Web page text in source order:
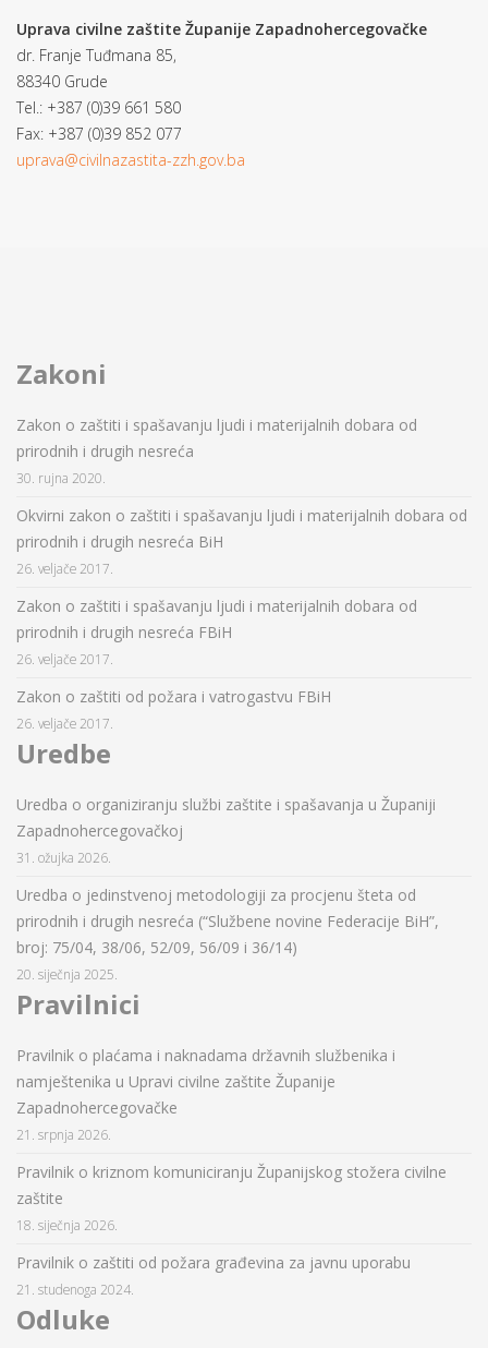
Uprava civilne zaštite Županije Zapadnohercegovačke
dr. Franje Tuđmana 85,
88340 Grude
Tel.: +387 (0)39 661 580
Fax: +387 (0)39 852 077
uprava@civilnazastita-zzh.gov.ba
Zakoni
Zakon o zaštiti i spašavanju ljudi i materijalnih dobara od
prirodnih i drugih nesreća
30. rujna 2020.
Okvirni zakon o zaštiti i spašavanju ljudi i materijalnih dobara od
prirodnih i drugih nesreća BiH
26. veljače 2017.
Zakon o zaštiti i spašavanju ljudi i materijalnih dobara od
prirodnih i drugih nesreća FBiH
26. veljače 2017.
Zakon o zaštiti od požara i vatrogastvu FBiH
26. veljače 2017.
Uredbe
Uredba o organiziranju službi zaštite i spašavanja u Županiji
Zapadnohercegovačkoj
31. ožujka 2026.
Uredba o jedinstvenoj metodologiji za procjenu šteta od
prirodnih i drugih nesreća (“Službene novine Federacije BiH”,
broj: 75/04, 38/06, 52/09, 56/09 i 36/14)
20. siječnja 2025.
Pravilnici
Pravilnik o plaćama i naknadama državnih službenika i
namještenika u Upravi civilne zaštite Županije
Zapadnohercegovačke
21. srpnja 2026.
Pravilnik o kriznom komuniciranju Županijskog stožera civilne
zaštite
18. siječnja 2026.
Pravilnik o zaštiti od požara građevina za javnu uporabu
21. studenoga 2024.
Odluke